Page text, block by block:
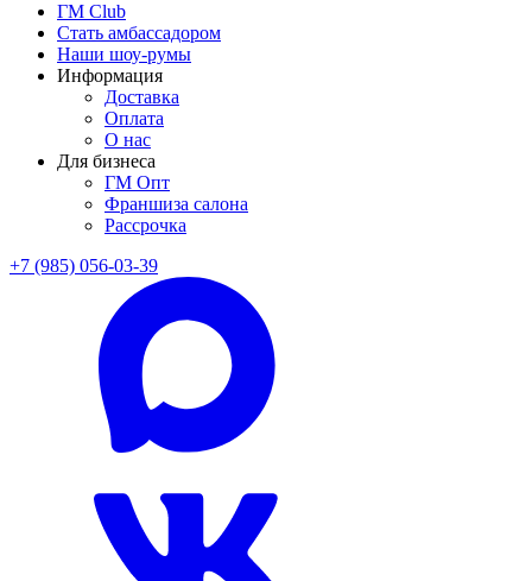
ГМ Club
Стать амбассадором
Наши шоу-румы
Информация
Доставка
Оплата
О нас
Для бизнеса
ГМ Опт
Франшиза салона
Рассрочка
+7 (985) 056-03-39